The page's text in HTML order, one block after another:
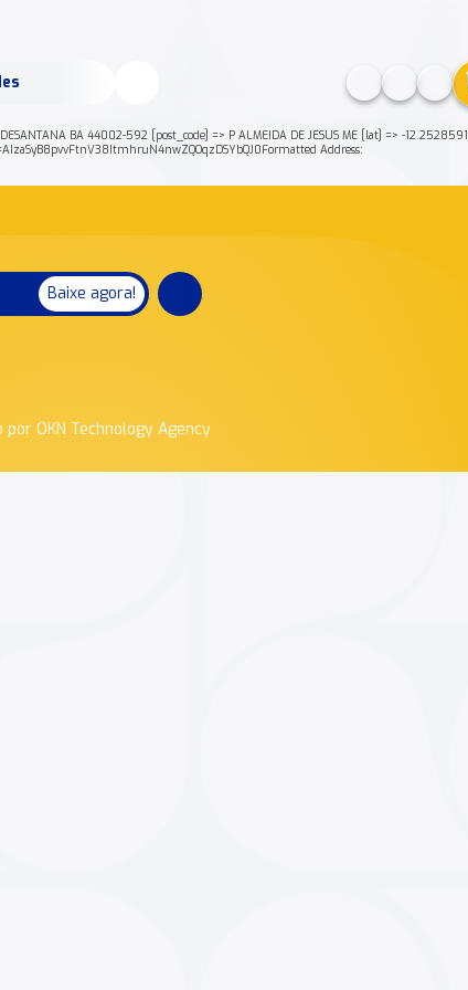
BA 44002-592 [post_code] => P ALMEIDA DE JESUS ME [lat] => -
Address:
Baixe agora!
por OKN Technology Agency